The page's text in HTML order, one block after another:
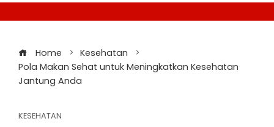
Home
Kesehatan
Pola Makan Sehat untuk Meningkatkan Kesehatan
Jantung Anda
KESEHATAN